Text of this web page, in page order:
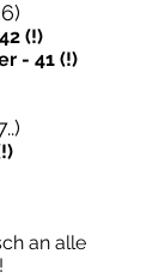
(!)
- 41 (!)
an alle